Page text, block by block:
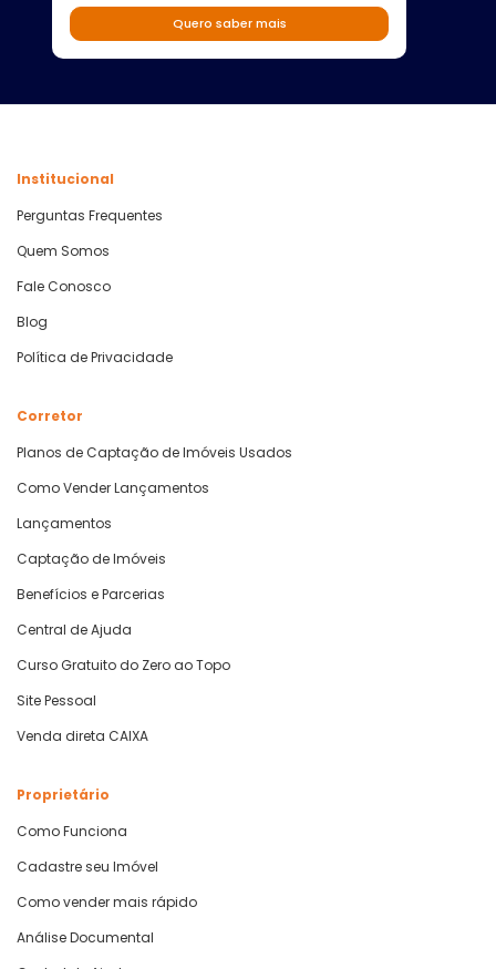
Quero saber mais
Institucional
Perguntas Frequentes
Quem Somos
Fale Conosco
Blog
Política de Privacidade
Corretor
Planos de Captação de Imóveis Usados
Como Vender Lançamentos
Lançamentos
Captação de Imóveis
Benefícios e Parcerias
Central de Ajuda
Curso Gratuito do Zero ao Topo
Site Pessoal
Venda direta CAIXA
Proprietário
Como Funciona
Cadastre seu Imóvel
Como vender mais rápido
Análise Documental